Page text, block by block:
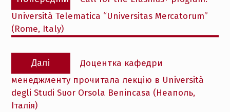
записів
Università Telematica “Universitas Mercatorum”
(Rome, Italy)
Далі
Наступний
запис:
Доцентка кафедри
менеджменту прочитала лекцію в Università
degli Studi Suor Orsola Benincasa (Неаполь,
Італія)